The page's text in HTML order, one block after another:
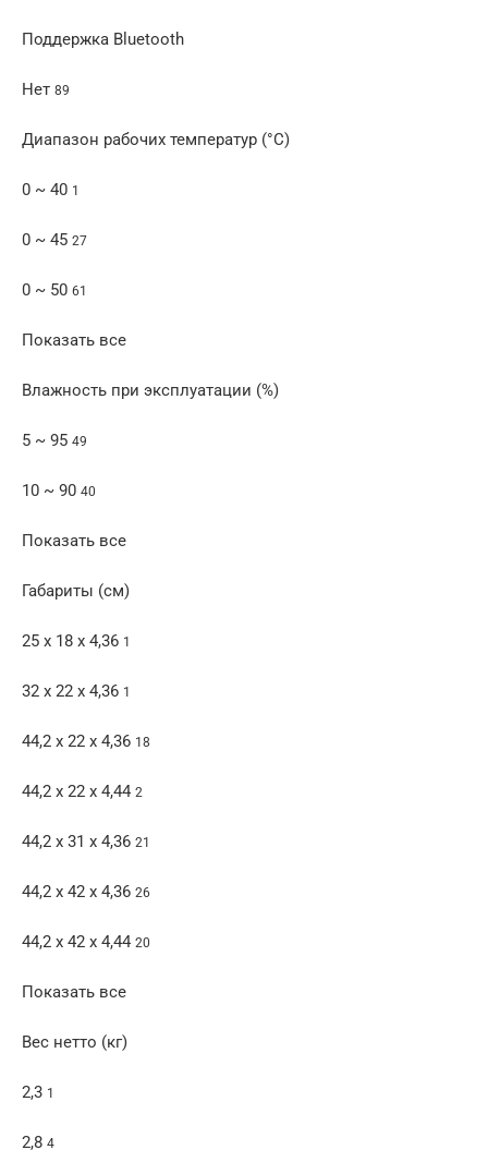
Поддержка Bluetooth
Нет 89
Диапазон рабочих температур (°C)
0 ~ 40 1
0 ~ 45 27
0 ~ 50 61
Показать все
Влажность при эксплуатации (%)
5 ~ 95 49
10 ~ 90 40
Показать все
Габариты (см)
25 x 18 x 4,36 1
32 x 22 x 4,36 1
44,2 x 22 x 4,36 18
44,2 x 22 x 4,44 2
44,2 x 31 x 4,36 21
44,2 x 42 x 4,36 26
44,2 x 42 x 4,44 20
Показать все
Вес нетто (кг)
2,3 1
2,8 4